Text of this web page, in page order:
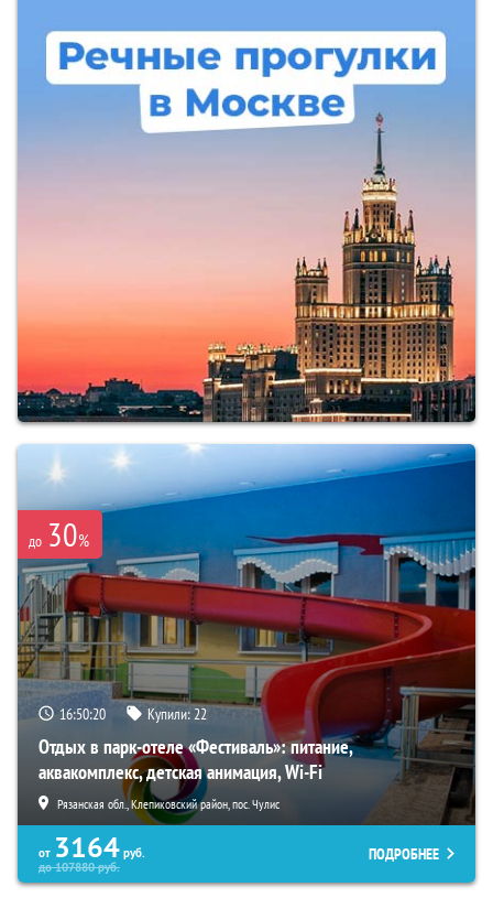
до 30%
16:50:19 Купили:22
Отдых в парк-отеле «Фестиваль»: питание,
аквакомплекс, детская анимация, Wi-Fi
Рязанская обл., Клепиковский район, пос. Чулис
от 3164 руб.
до107880руб.
ПОДРОБНЕЕ